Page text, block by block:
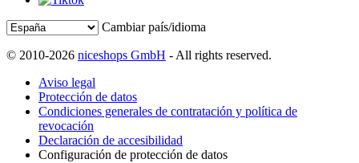
Cambiar país/idioma
© 2010-2026 niceshops GmbH - All rights reserved.
Aviso legal
Protección de datos
Condiciones generales de contratación y política de
revocación
Declaración de accesibilidad
Configuración de protección de datos